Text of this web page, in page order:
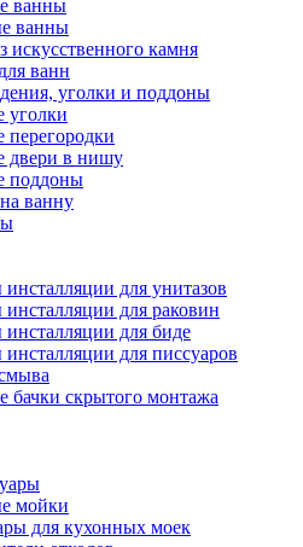
ванны
ванны
искусственного камня
ванн
уголки и поддоны
уголки
двери в нишу
поддоны
ванну
для унитазов
для раковин
для биде
для писсуаров
скрытого монтажа
мойки
для кухонных моек